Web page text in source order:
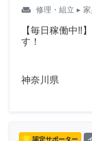
weekend 修理・組立 ▸
【毎日稼働中‼︎
す！
神奈川県
認定サポーター